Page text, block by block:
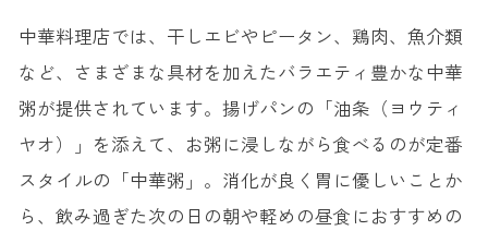
中華料理店では、干しエビやピータン、鶏肉、魚介類
など、さまざまな具材を加えたバラエティ豊かな中華
粥が提供されています。揚げパンの「油条（ヨウティ
ヤオ）」を添えて、お粥に浸しながら食べるのが定番
スタイルの「中華粥」。消化が良く胃に優しいことか
ら、飲み過ぎた次の日の朝や軽めの昼食におすすめの